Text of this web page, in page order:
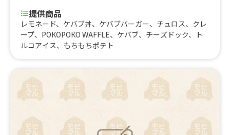
提供商品
レモネード、ケバブ丼、ケバブバーガー、チュロス、クレ
ープ、РОКОРОКО WAFFLE、ケバブ、チーズドック、ト
ルコアイス、もちもちポテト